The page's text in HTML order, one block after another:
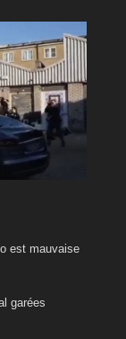
est mauvaise
garées